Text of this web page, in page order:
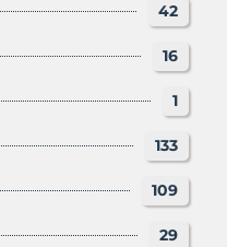
42
16
1
133
109
29